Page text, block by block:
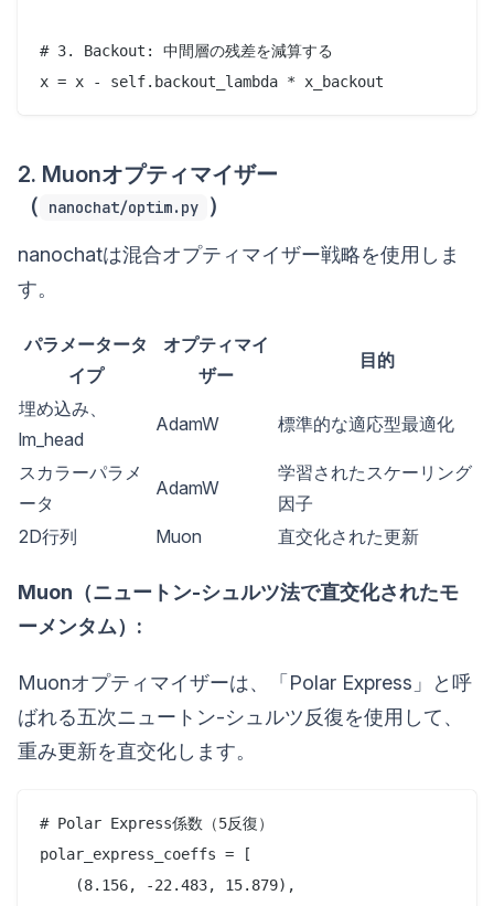
# 3. Backout: 中間層の残差を減算する
2. Muonオプティマイザー
（
nanochat/optim.py ）
nanochatは混合オプティマイザー戦略を使用しま
す。
パラメータータ
イプ
オプティマイ
ザー
目的
埋め込み、
lm_head
AdamW 標準的な適応型最適化
スカラーパラメ
ータ
AdamW
学習されたスケーリング
因子
2D行列
Muon 直交化された更新
Muon（ニュートン-シュルツ法で直交化されたモ
ーメンタム）:
Muonオプティマイザーは、「Polar Express」と呼
ばれる五次ニュートン-シュルツ反復を使用して、
重み更新を直交化します。
# Polar Express係数（5反復）
polar_express_coeffs = [
    (8.156, -22.483, 15.879),